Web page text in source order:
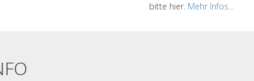
bitte hier. Mehr Infos...